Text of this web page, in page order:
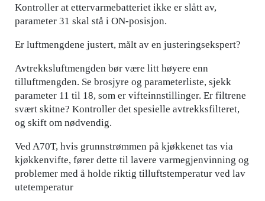
Kontroller at ettervarmebatteriet ikke er slått av,
parameter 31 skal stå i ON-posisjon.
Er luftmengdene justert, målt av en justeringsekspert?
Avtrekksluftmengden bør være litt høyere enn
tilluftmengden. Se brosjyre og parameterliste, sjekk
parameter 11 til 18, som er vifteinnstillinger. Er filtrene
svært skitne? Kontroller det spesielle avtrekksfilteret,
og skift om nødvendig.
Ved A70T, hvis grunnstrømmen på kjøkkenet tas via
kjøkkenvifte, fører dette til lavere varmegjenvinning og
problemer med å holde riktig tilluftstemperatur ved lav
utetemperatur